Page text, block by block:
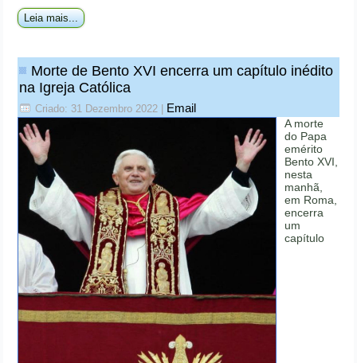
Leia mais...
Morte de Bento XVI encerra um capítulo inédito
na Igreja Católica
Criado: 31 Dezembro 2022 Email
A morte
do Papa
emérito
Bento XVI,
nesta
manhã,
em Roma,
encerra
um
capítulo